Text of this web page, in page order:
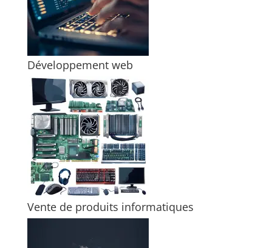
Développement web
Vente de produits informatiques